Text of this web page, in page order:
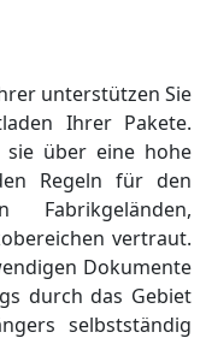
unterstützen Sie
Ihrer Pakete.
sie über eine hohe
Regeln für den
vertraut.
Dokumente
durch das Gebiet
selbstständig